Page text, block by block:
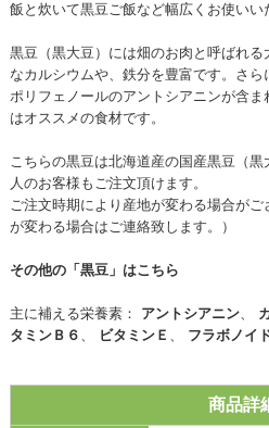
飯と炊いて黒豆ご飯など幅広くお使いい
黒豆（黒大豆）には畑のお肉と呼ばれ
なカルシウムや、鉄分を豊富です。さ
ポリフェノールのアントシアニンが含
はオススメの食材です。
こちらの黒豆は北海道産の国産黒豆（
人のお客様もご注文頂けます。
ご注文時期により産地が変わる場合が
が変わる場合はご連絡致します。）
その他の「黒豆」はこちら
主に補える栄養素： アントシアニン、
タミンＢ６ 、 ビタミンＥ 、 フラボノイ
商品詳